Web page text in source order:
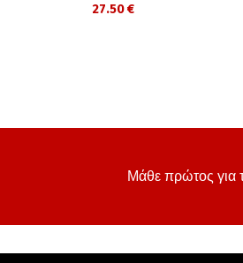
27.50 €
Μάθε πρώτος για